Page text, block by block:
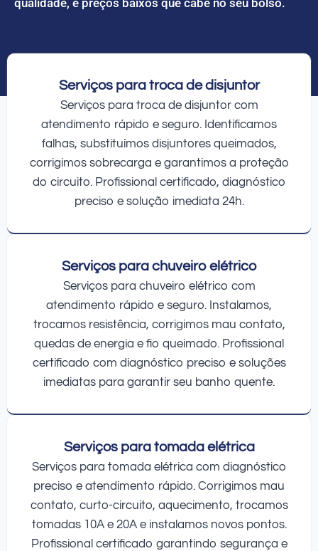
Serviços para troca de disjuntor
Serviços para troca de disjuntor com
atendimento rápido e seguro. Identificamos
falhas, substituímos disjuntores queimados,
corrigimos sobrecarga e garantimos a proteção
do circuito. Profissional certificado, diagnóstico
preciso e solução imediata 24h.
Serviços para chuveiro elétrico
Serviços para chuveiro elétrico com
atendimento rápido e seguro. Instalamos,
trocamos resistência, corrigimos mau contato,
quedas de energia e fio queimado. Profissional
certificado com diagnóstico preciso e soluções
imediatas para garantir seu banho quente.
Serviços para tomada elétrica
Serviços para tomada elétrica com diagnóstico
preciso e atendimento rápido. Corrigimos mau
contato, curto-circuito, aquecimento, trocamos
tomadas 10A e 20A e instalamos novos pontos.
Profissional certificado garantindo segurança e